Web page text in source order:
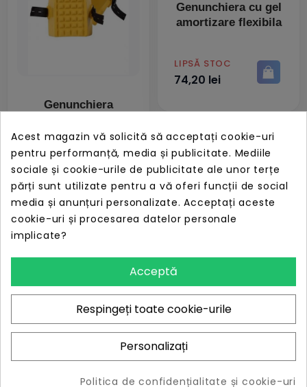
Genunchiera
PRET
LIPSĂ STOC
52,59 lei
Genunchiera cu gel
amortizare flexibila
PRET
LIPSĂ STOC
74,20 lei
Genunchiera cu
amortizare flexibila
49,53 lei
Genunchiera cu
plastic flexibila
PRET
LIPSĂ STOC
48,44 lei
Acest magazin vă solicită să acceptați cookie-uri
pentru performanță, media și publicitate. Mediile
sociale și cookie-urile de publicitate ale unor terțe
părți sunt utilizate pentru a vă oferi funcții de social
media și anunțuri personalizate. Acceptați aceste
cookie-uri și procesarea datelor personale
implicate?
Acceptă
Respingeți toate cookie-urile
Personalizați
Politica de confidențialitate și cookie-uri